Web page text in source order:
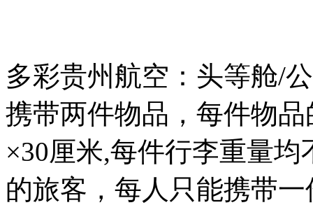
多彩贵州航空： 头等舱/
携带两件物品 ， 每件物
×30厘米,每件行李重量均
的旅客，每人只能携带